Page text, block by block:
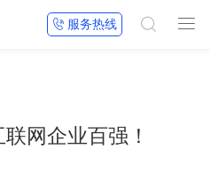

 服务热线 
网企业百强！